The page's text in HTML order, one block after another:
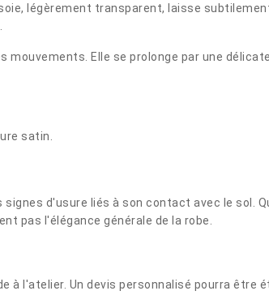
légèrement transparent, laisse
Elle se prolonge par une
satin.
signes d'usure liés à son contact avec le sol.
pas l'élégance générale de la robe.
l'atelier. Un devis personnalisé pourra être